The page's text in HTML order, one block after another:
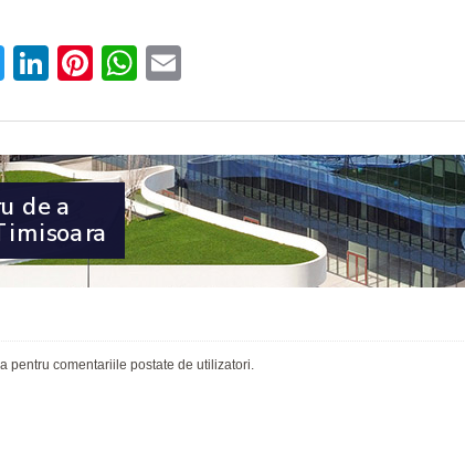
Twitter
LinkedIn
Pinterest
WhatsApp
pentru comentariile postate de utilizatori.